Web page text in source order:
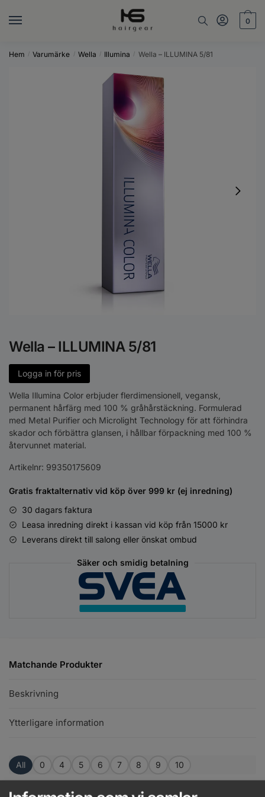
0
Hem / Varumärke / Wella / Illumina / Wella – ILLUMINA 5/81
Wella – ILLUMINA 5/81
Logga in för pris
Wella Illumina Color erbjuder flerdimensionell, vegansk,
permanent hårfärg med 100 % gråhårstäckning. Formulerad
med Metal Purifier och Microlight Technology för att förhindra
skador och förbättra glansen, i hållbar förpackning med 100 %
återvunnet material.
Artikelnr: 99350175609
Gratis fraktalternativ vid köp över 999 kr (ej inredning)
30 dagars faktura
Leasa inredning direkt i kassan vid köp från 15000 kr
Leverans direkt till salong eller önskat ombud
Säker och smidig betalning
Matchande Produkter
Beskrivning
Ytterligare information
All 0 4 5 6 7 8 9 10